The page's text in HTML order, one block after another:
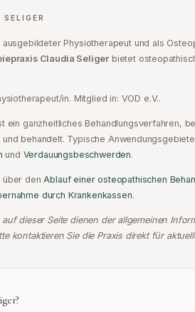
ausgebildeter Physiotherapeut und als
Claudia Seliger bietet
in. Mitglied in: VOD e.V..
ein ganzheitliches Behandlungsverfahren,
behandelt. Typische
und Verdauungsbeschwerden.
über den Ablauf einer osteopathischen
durch Krankenkassen.
dieser Seite dienen der allgemeinen
kontaktieren Sie die Praxis direkt für
?